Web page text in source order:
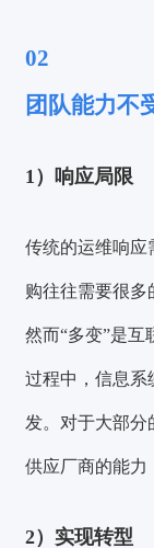
02
团队能力不
1）响应局限
传统的运维响应
购往往需要很多
然而“多变”是互
过程中，信息系
发。对于大部分
供应厂商的能力
2）实现转型